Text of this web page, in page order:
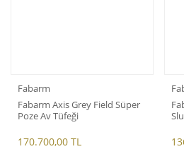
Fabarm
Fabarm Axis Grey Field Süper
Poze Av Tüfeği
170.700,00 TL